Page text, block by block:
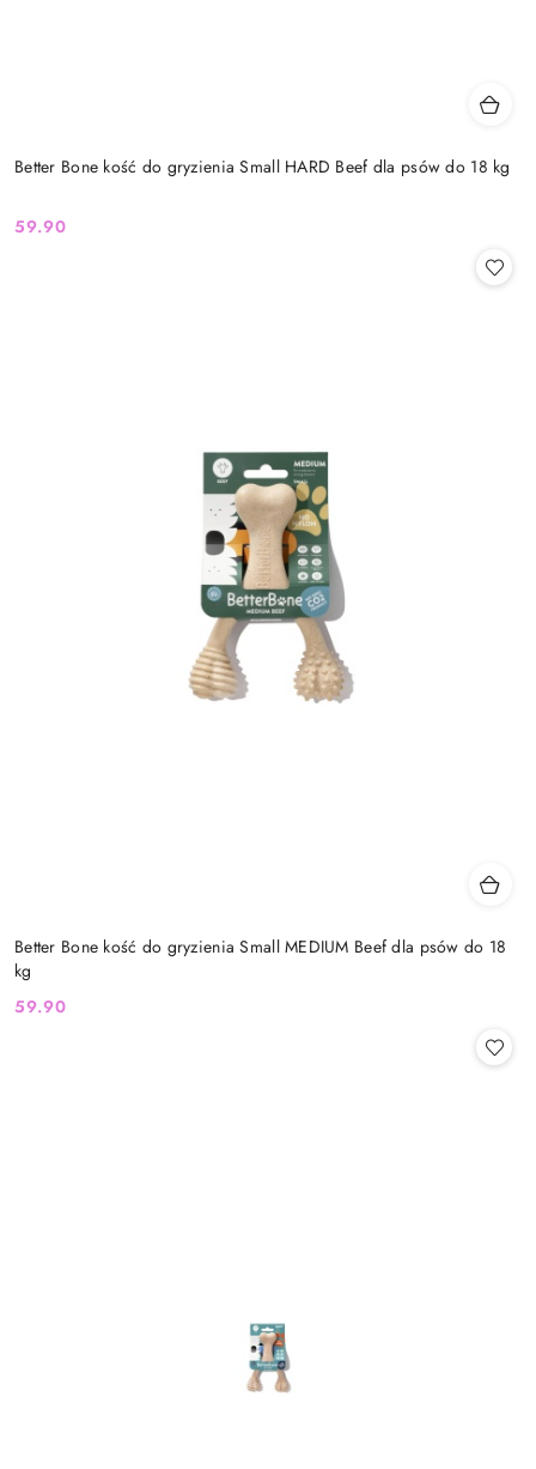
Better Bone kość do gryzienia Small HARD Beef dla psów do 18 kg
Cena:
59.90
Better Bone kość do gryzienia Small MEDIUM Beef dla psów do 18
kg
Cena:
59.90